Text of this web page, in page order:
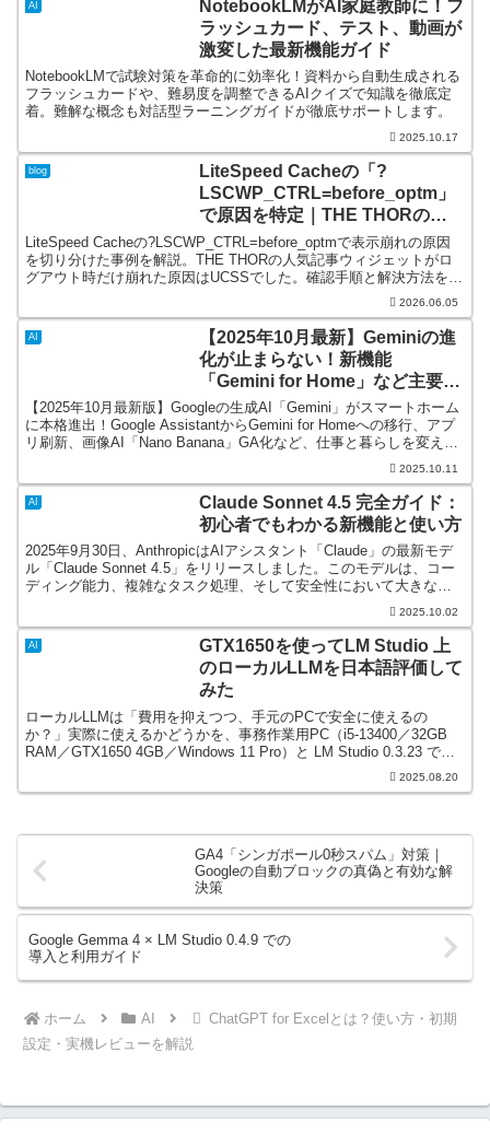
AI
NotebookLMがAI家庭教師に！フ
ラッシュカード、テスト、動画が
激変した最新機能ガイド
NotebookLMで試験対策を革命的に効率化！資料から自動生成される
フラッシュカードや、難易度を調整できるAIクイズで知識を徹底定
着。難解な概念も対話型ラーニングガイドが徹底サポートします。
2025.10.17
blog
LiteSpeed Cacheの「?
LSCWP_CTRL=before_optm」
で原因を特定｜THE THORのウ
ィジェットがログアウト時だけ崩
る
LiteSpeed Cacheの?LSCWP_CTRL=before_optmで表示崩れの原因
を切り分けた事例を解説。THE THORの人気記事ウィジェットがロ
グアウト時だけ崩れた原因はUCSSでした。確認手順と解決方法を分
2026.06.05
AI
【2025年10月最新】Geminiの進
化が止まらない！新機能
「Gemini for Home」など主要ア
ップデートを解説
【2025年10月最新版】Googleの生成AI「Gemini」がスマートホーム
に本格進出！Google AssistantからGemini for Homeへの移行、アプ
リ刷新、画像AI「Nano Banana」GA化など、仕事と暮らしを変える
2025.10.11
AI
Claude Sonnet 4.5 完全ガイド：
初心者でもわかる新機能と使い方
2025年9月30日、AnthropicはAIアシスタント「Claude」の最新モデ
ル「Claude Sonnet 4.5」をリリースしました。このモデルは、コー
ディング能力、複雑なタスク処理、そして安全性において大きな進
2025.10.02
AI
GTX1650を使ってLM Studio 上
のローカルLLMを日本語評価して
みた
ローカルLLMは「費用を抑えつつ、手元のPCで安全に使えるの
か？」実際に使えるかどうかを、事務作業用PC（i5-13400／32GB
RAM／GTX1650 4GB／Windows 11 Pro）と LM Studio 0.3.23 で確
2025.08.20
GA4「シンガポール0秒スパム」対策｜
Googleの自動ブロックの真偽と有効な解
決策
Google Gemma 4 × LM Studio 0.4.9 での
導入と利用ガイド
ホーム AI
ChatGPT for Excelとは？使い方・初期
設定・実機レビューを解説